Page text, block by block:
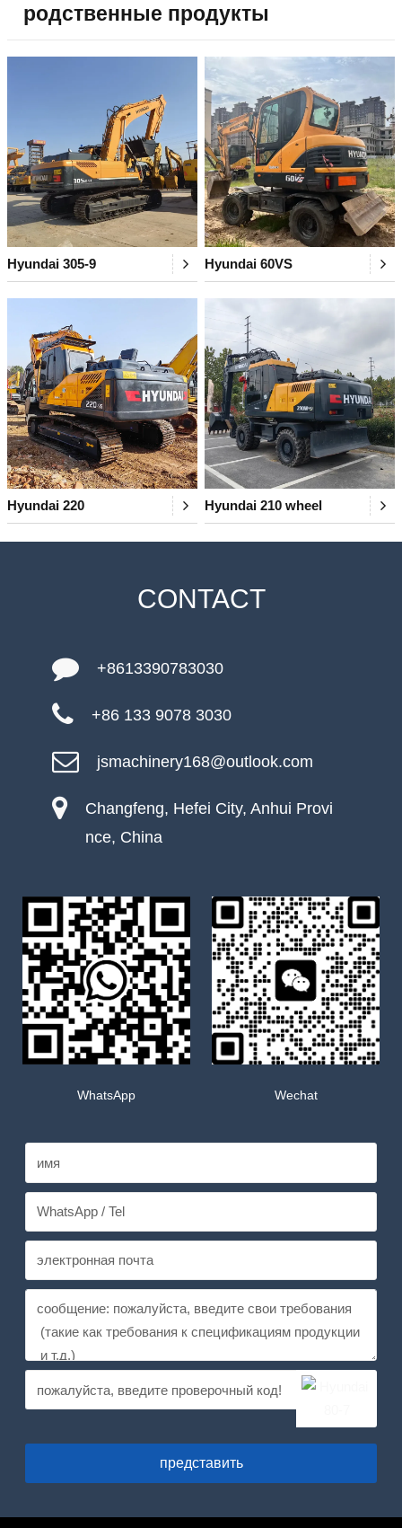
родственные продукты
Hyundai 305-9 Hyundai 60VS
Hyundai 220 Hyundai 210 wheel
CONTACT
+8613390783030
+86 133 9078 3030
jsmachinery168@outlook.com
Changfeng, Hefei City, Anhui Provi
nce, China
WhatsApp Wechat
представить